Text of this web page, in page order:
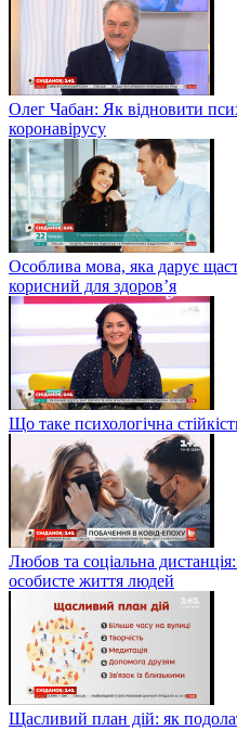
Олег Чабан: Як відновити
коронавірусу
Особлива мова, яка дарує
корисний для здоров’я
Що таке психологічна
Любов та соціальна
особисте життя людей
Щасливий план дій: як